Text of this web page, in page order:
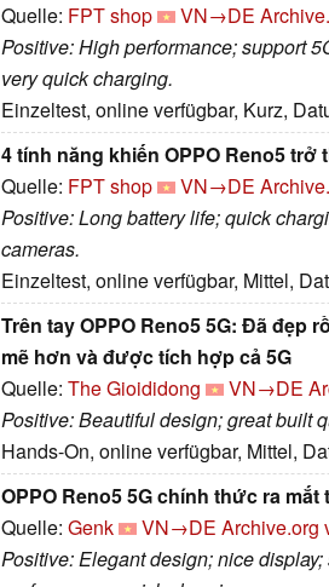
Quelle: FPT shop VN→DE
Positive: High performance; support
very quick charging.
Einzeltest, online verfügbar, Kurz,
4 tính năng khiến OPPO Reno5
Quelle: FPT shop VN→DE
Positive: Long battery life; quick
cameras.
Einzeltest, online verfügbar, Mittel,
Trên tay OPPO Reno5 5G: Đã đẹp
mẽ hơn và được tích hợp cả 5G
Quelle: The Gioididong VN→DE
Positive: Beautiful design; great built
Hands-On, online verfügbar, Mittel,
OPPO Reno5 5G chính thức ra
Quelle: Genk VN→DE Archive.org
Positive: Elegant design; nice